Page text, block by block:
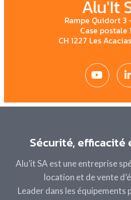
Alu'It
Rampe Quidort 3
Case postale
CH 1227 Les
Sécurité,
Alu’it SA est une entreprise
location et de vente
Leader dans les équipements